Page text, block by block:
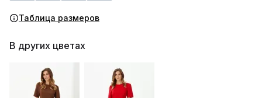
Таблица размеров
В других цветах